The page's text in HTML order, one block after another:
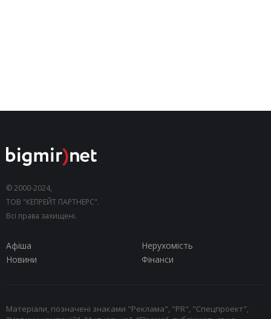
© 2000-2024,
ТОВ "КЕПРЕЙТ ПАРТНЕРС".
Всі права захищені.
Афіша
Нерухомість
Новини
Фінанси
Матеріали, позначені знаками "Реклама", "PR", "Спецпроект",